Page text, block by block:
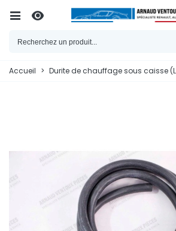
Accueil > Durite de chauffage sous caisse